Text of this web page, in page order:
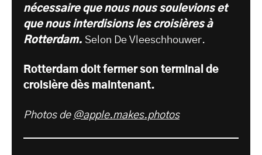
nécessaire que nous nous soulevions et
que nous interdisions les croisières à
Rotterdam. Selon De Vleeschhouwer.
Rotterdam doit fermer son terminal de
croisière dès maintenant.
Photos de @apple.makes.photos